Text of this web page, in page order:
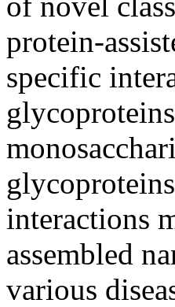
protein-
specific
interactions
assembled
various